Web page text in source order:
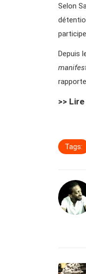
Selon
Depuis
>>
Tags: